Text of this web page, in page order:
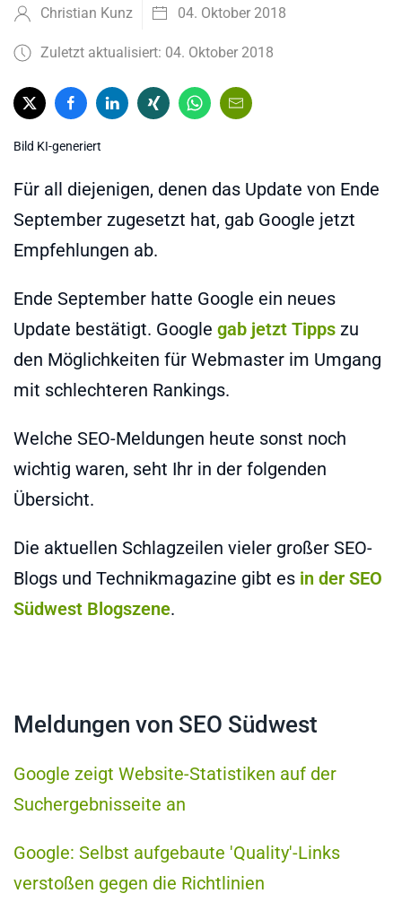
Christian Kunz 04. Oktober 2018
Zuletzt aktualisiert: 04. Oktober 2018
Bild KI-generiert
Für all diejenigen, denen das Update von Ende
September zugesetzt hat, gab Google jetzt
Empfehlungen ab.
Ende September hatte Google ein neues
Update bestätigt. Google gab jetzt Tipps zu
den Möglichkeiten für Webmaster im Umgang
mit schlechteren Rankings.
Welche SEO-Meldungen heute sonst noch
wichtig waren, seht Ihr in der folgenden
Übersicht.
Die aktuellen Schlagzeilen vieler großer SEO-
Blogs und Technikmagazine gibt es in der SEO
Südwest Blogszene.
Meldungen von SEO Südwest
Google zeigt Website-Statistiken auf der
Suchergebnisseite an
Google: Selbst aufgebaute 'Quality'-Links
verstoßen gegen die Richtlinien